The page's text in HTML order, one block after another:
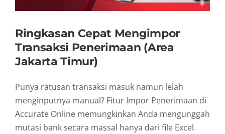
Ringkasan Cepat Mengimpor
Transaksi Penerimaan (Area
Jakarta Timur)
Punya ratusan transaksi masuk namun lelah
menginputnya manual? Fitur Impor Penerimaan di
Accurate Online memungkinkan Anda mengunggah
mutasi bank secara massal hanya dari file Excel.